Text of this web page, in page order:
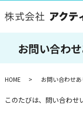
お問い合わ
HOME お問い合わせ
このたびは、問い合わせ